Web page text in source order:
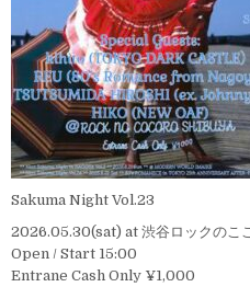
Sakuma Night Vol.23
2026.05.30(sat) at 渋谷ロックのこ
Open / Start 15:00
Entrane Cash Only ¥1,000